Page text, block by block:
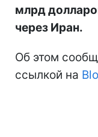
млрд
через Иран.
Об этом
ссылкой на